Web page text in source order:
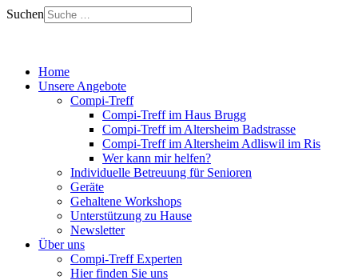
Suchen
Home
Unsere Angebote
Compi-Treff
Compi-Treff im Haus Brugg
Compi-Treff im Altersheim Badstrasse
Compi-Treff im Altersheim Adliswil im Ris
Wer kann mir helfen?
Individuelle Betreuung für Senioren
Geräte
Gehaltene Workshops
Unterstützung zu Hause
Newsletter
Über uns
Compi-Treff Experten
Hier finden Sie uns